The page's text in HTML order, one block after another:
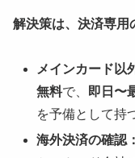
解決策は、決済専用
メインカード以
無料で、 即日〜
を予備として持
海外決済の確認：